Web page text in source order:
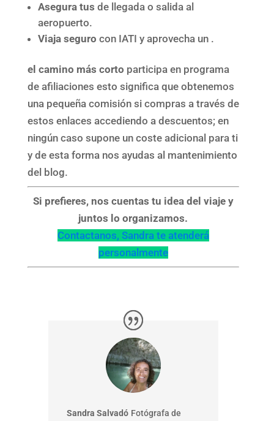
Asegura tus de llegada o salida al
aeropuerto.
Viaja seguro con IATI y aprovecha un .
el camino más corto participa en programa
de afiliaciones esto significa que obtenemos
una pequeña comisión si compras a través de
estos enlaces accediendo a descuentos; en
ningún caso supone un coste adicional para ti
y de esta forma nos ayudas al mantenimiento
del blog.
Si prefieres, nos cuentas tu idea del viaje y
juntos lo organizamos.
Contactanos, Sandra te atenderá
personalmente
Sandra Salvadó Fotógrafa de